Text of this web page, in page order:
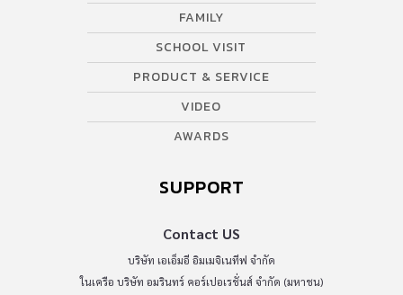
FAMILY
SCHOOL VISIT
PRODUCT & SERVICE
VIDEO
AWARDS
SUPPORT
Contact US
บริษัท เอเอ็มอี อิมเมจิเนทีฟ จำกัด
ในเครือ บริษัท อมรินทร์ คอร์เปอเรชั่นส์ จำกัด (มหาชน)